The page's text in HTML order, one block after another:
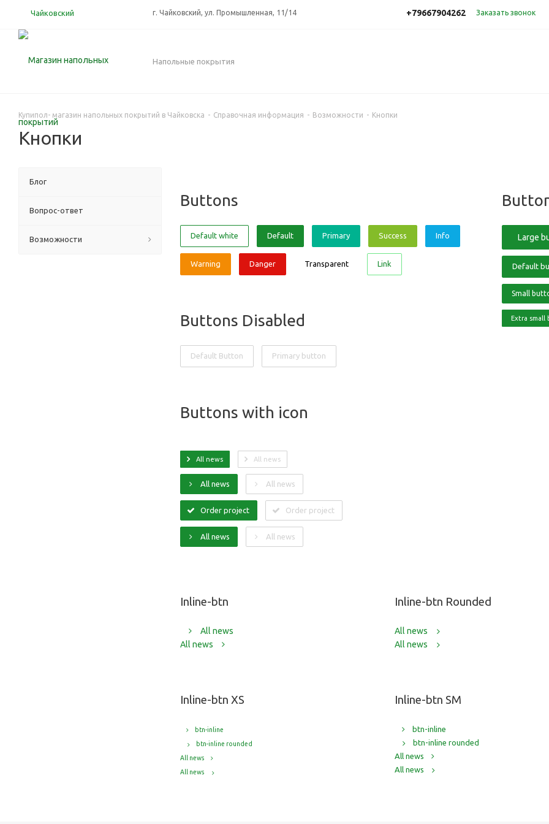
Чайковский г. Чайковский, ул. Промышленная, 11/14 +79667904262 Заказать звонок
Напольные покрытия
Купипол- магазин напольных покрытий в Чайковска - Справочная информация - Возможности - Кнопки
Кнопки
Buttons
Default white Default Primary Success Info
Warning Danger Transparent Link
Buttons Disabled
Default Button Primary button
Buttons with icon
All news All news
All news All news
Order project Order project
All news All news
Large
Default
Small
Extra small
Inline-btn
All news
All news
Inline-btn Rounded
All news
All news
Inline-btn XS
btn-inline
btn-inline rounded
All news
All news
Inline-btn SM
btn-inline
btn-inline rounded
All news
All news
Блог
Вопрос-ответ
Возможности